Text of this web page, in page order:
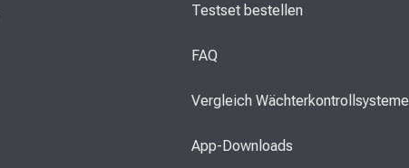
Testset bestellen
FAQ
Vergleich Wächterkontrollsysteme
App-Downloads